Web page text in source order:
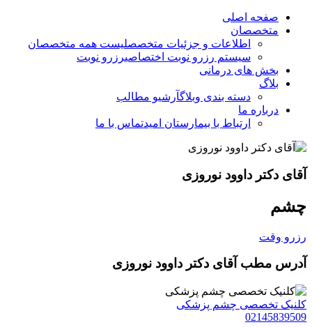
صفحه اصلی
متخصصان
اطلاعات و جزئیات متخصصلیست همه متخصصان
سیستم رزرو نوبت اختصاصیرزرو نوبت
بخش های درمانی
بلاگ
دسته بندی وبلاگآرشیو مطالب
درباره ما
ارتباط با بیمارستان امیدتماس با ما
آقای دکتر داوود نوروزی
چشم
رزرو وقت
آدرس مطب آقای دکتر داوود نوروزی
کلنیک تخصصی چشم پزشکی
02145839509